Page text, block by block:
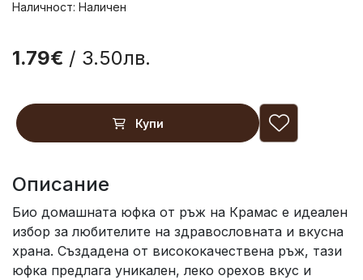
Наличност: Наличен
1.79€ / 3.50лв.
Купи
Описание
Био домашната юфка от ръж на Крамас е идеален
избор за любителите на здравословната и вкусна
храна. Създадена от висококачествена ръж, тази
юфка предлага уникален, леко орехов вкус и